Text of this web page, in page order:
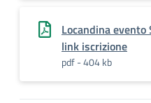
Locandina evento
link iscrizione
pdf - 404 kb